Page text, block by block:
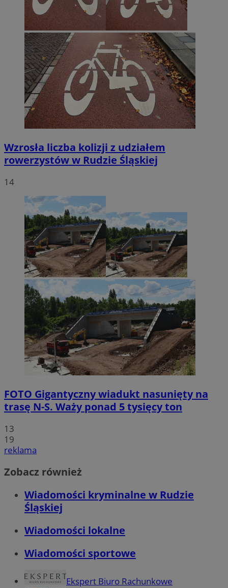
Wzrosła liczba kolizji z udziałem
rowerzystów w Rudzie Śląskiej
14
FOTO Gigantyczny wiadukt nasunięty na
trasę N-S. Waży ponad 5 tysięcy ton
13
19
reklama
Zobacz również
Wiadomości kryminalne w Rudzie
Śląskiej
Wiadomości lokalne
Wiadomości sportowe
Ekspert Biuro Rachunkowe